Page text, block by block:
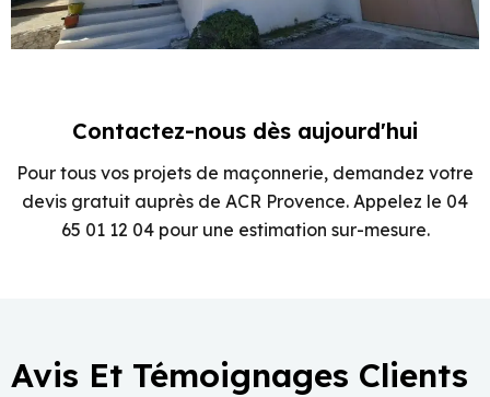
Contactez-nous dès aujourd'hui
Pour tous vos projets de maçonnerie, demandez votre
devis gratuit auprès de ACR Provence. Appelez le 04
65 01 12 04 pour une estimation sur-mesure.
Avis Et Témoignages Clients